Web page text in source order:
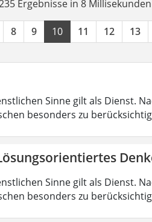
Ergebnisse in 8
8 9 10 11 12 13
Sinne gilt als Dienst.
besonders zu
Sinne gilt als Dienst.
besonders zu